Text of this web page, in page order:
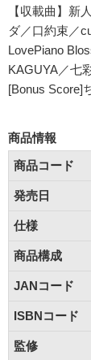
【収載曲】新
ダ／口約束／
LovePiano
KAGUYA／七
[Bonus Score]
商品情報
商品コード
発売日
仕様
商品構成
JANコード
ISBNコード
監修